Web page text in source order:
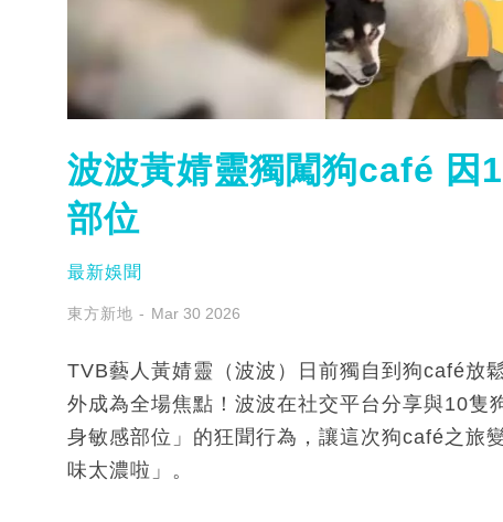
波波黃婧靈獨闖狗café 因
部位
最新娛聞
東方新地 Mar 30 2026
TVB藝人黃婧靈（波波）日前獨自到狗café放
外成為全場焦點！波波在社交平台分享與10隻
身敏感部位」的狂聞行為，讓這次狗café之旅
味太濃啦」。